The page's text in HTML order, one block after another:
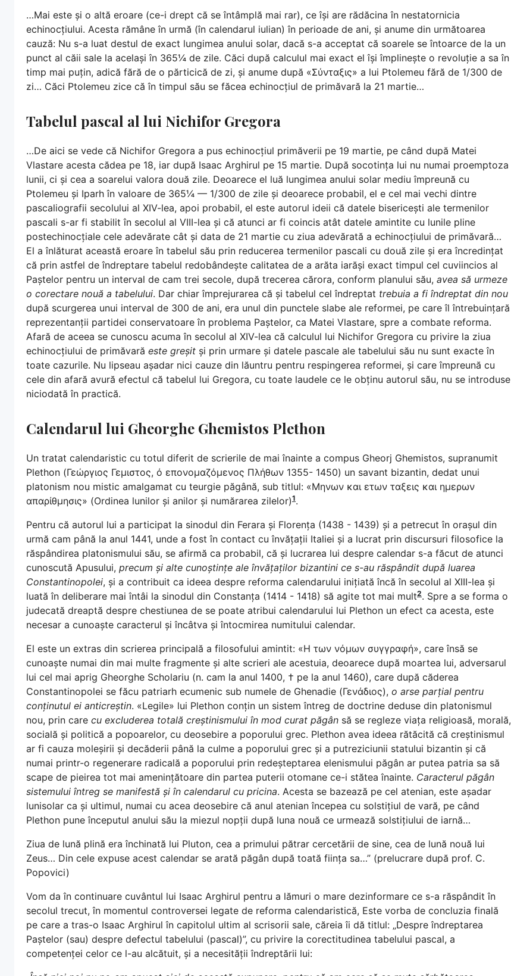
…Mai este și o altă eroare (ce-i drept că se întâmplă mai rar), ce își are rădăcina în nestatornicia
echinocțiului. Acesta rămâne în urmă (în calendarul iulian) în perioade de ani, și anume din următoarea
cauză: Nu s-a luat destul de exact lungimea anului solar, dacă s-a acceptat că soarele se întoarce de la un
punct al căii sale la același în 365¼ de zile. Căci după calculul mai exact el își împlinește o revoluție a sa în
timp mai puțin, adică fără de o părticică de zi, și anume după «Σύνταξις» a lui Ptolemeu fără de 1/300 de
zi… Căci Ptolemeu zice că în timpul său se făcea echinocțiul de primăvară la 21 martie…
Tabelul pascal al lui Nichifor Gregora
…De aici se vede că Nichifor Gregora a pus echinocțiul primăverii pe 19 martie, pe când după Matei
Vlastare acesta cădea pe 18, iar după Isaac Arghirul pe 15 martie. După socotința lui nu numai proemptoza
lunii, ci și cea a soarelui valora două zile. Deoarece el luă lungimea anului solar mediu împreună cu
Ptolemeu și Iparh în valoare de 365¼ — 1/300 de zile și deoarece probabil, el e cel mai vechi dintre
pascaliografii secolului al XIV-lea, apoi probabil, el este autorul ideii că datele bisericești ale termenilor
pascali s-ar fi stabilit în secolul al VIII-lea și că atunci ar fi coincis atât datele amintite cu lunile pline
postechinocțiale cele adevărate cât și data de 21 martie cu ziua adevărată a echinocțiului de primăvară…
El a înlăturat această eroare în tabelul său prin reducerea termenilor pascali cu două zile și era încredințat
că prin astfel de îndreptare tabelul redobândește calitatea de a arăta iarăși exact timpul cel cuviincios al
Paștelor pentru un interval de cam trei secole, după trecerea cărora, conform planului său, avea să urmeze
o corectare nouă a tabelului. Dar chiar împrejurarea că și tabelul cel îndreptat trebuia a fi îndreptat din nou
după scurgerea unui interval de 300 de ani, era unul din punctele slabe ale reformei, pe care îl întrebuințară
reprezentanții partidei conservatoare în problema Paștelor, ca Matei Vlastare, spre a combate reforma.
Afară de aceea se cunoscu acuma în secolul al XIV-lea că calculul lui Nichifor Gregora cu privire la ziua
echinocțiului de primăvară este greșit și prin urmare și datele pascale ale tabelului său nu sunt exacte în
toate cazurile. Nu lipseau așadar nici cauze din lăuntru pentru respingerea reformei, și care împreună cu
cele din afară avură efectul că tabelul lui Gregora, cu toate laudele ce le obținu autorul său, nu se introduse
niciodată în practică.
Calendarul lui Gheorghe Ghemistos Plethon
Un tratat calendaristic cu totul diferit de scrierile de mai înainte a compus Gheorj Ghemistos, supranumit
Plethon (Γεώργιος Γεμιστος, ό επονομαζόμενος Πλήθων 1355- 1450) un savant bizantin, dedat unui
platonism nou mistic amalgamat cu teurgie păgână, sub titlul: «Μηνων και ετων ταξεις και ημερων
απαρίθμησις» (Ordinea lunilor și anilor și numărarea zilelor)1.
Pentru că autorul lui a participat la sinodul din Ferara și Florența (1438 - 1439) și a petrecut în orașul din
urmă cam până la anul 1441, unde a fost în contact cu învățații Italiei și a lucrat prin discursuri filosofice la
răspândirea platonismului său, se afirmă ca probabil, că și lucrarea lui despre calendar s-a făcut de atunci
cunoscută Apusului, precum și alte cunoștințe ale învățaților bizantini ce s-au răspândit după luarea
Constantinopolei, și a contribuit ca ideea despre reforma calendarului inițiată încă în secolul al XIII-lea și
luată în deliberare mai întâi la sinodul din Constanța (1414 - 1418) să agite tot mai mult2. Spre a se forma o
judecată dreaptă despre chestiunea de se poate atribui calendarului lui Plethon un efect ca acesta, este
necesar a cunoaște caracterul și încâtva și întocmirea numitului calendar.
El este un extras din scrierea principală a filosofului amintit: «H των νόμων συγγραφή», care însă se
cunoaște numai din mai multe fragmente și alte scrieri ale acestuia, deoarece după moartea lui, adversarul
lui cel mai aprig Gheorghe Scholariu (n. cam la anul 1400, † pe la anul 1460), care după căderea
Constantinopolei se făcu patriarh ecumenic sub numele de Ghenadie (Γενάδιος), o arse parțial pentru
conținutul ei anticreștin. «Legile» lui Plethon conțin un sistem întreg de doctrine deduse din platonismul
nou, prin care cu excluderea totală creștinismului în mod curat păgân să se regleze viața religioasă, morală,
socială și politică a popoarelor, cu deosebire a poporului grec. Plethon avea ideea rătăcită că creștinismul
ar fi cauza moleșirii și decăderii până la culme a poporului grec și a putreziciunii statului bizantin și că
numai printr-o regenerare radicală a poporului prin redeșteptarea elenismului păgân ar putea patria sa să
scape de pieirea tot mai amenințătoare din partea puterii otomane ce-i stătea înainte. Caracterul păgân
sistemului întreg se manifestă și în calendarul cu pricina. Acesta se bazează pe cel atenian, este așadar
lunisolar ca și ultimul, numai cu acea deosebire că anul atenian începea cu solstițiul de vară, pe când
Plethon pune începutul anului său la miezul nopții după luna nouă ce urmează solstițiului de iarnă…
Ziua de lună plină era închinată lui Pluton, cea a primului pătrar cercetării de sine, cea de lună nouă lui
Zeus… Din cele expuse acest calendar se arată păgân după toată ființa sa…” (prelucrare după prof. C.
Popovici)
Vom da în continuare cuvântul lui Isaac Arghirul pentru a lămuri o mare dezinformare ce s-a răspândit în
secolul trecut, în momentul controversei legate de reforma calendaristică, Este vorba de concluzia finală
pe care a tras-o Isaac Arghirul în capitolul ultim al scrisorii sale, căreia îi dă titlul: „Despre îndreptarea
Paștelor (sau) despre defectul tabelului (pascal)”, cu privire la corectitudinea tabelului pascal, a
competenței celor ce l-au alcătuit, și a necesității îndreptării lui: